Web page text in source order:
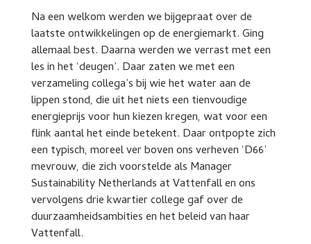
Na een welkom werden we bijgepraat over de
laatste ontwikkelingen op de energiemarkt. Ging
allemaal best. Daarna werden we verrast met een
les in het ‘deugen’. Daar zaten we met een
verzameling collega’s bij wie het water aan de
lippen stond, die uit het niets een tienvoudige
energieprijs voor hun kiezen kregen, wat voor een
flink aantal het einde betekent. Daar ontpopte zich
een typisch, moreel ver boven ons verheven ‘D66’
mevrouw, die zich voorstelde als Manager
Sustainability Netherlands at Vattenfall en ons
vervolgens drie kwartier college gaf over de
duurzaamheidsambities en het beleid van haar
Vattenfall.